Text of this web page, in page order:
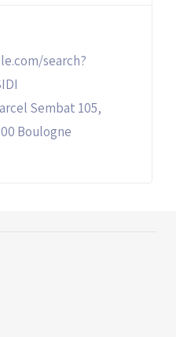
search?
Sembat 105,
Boulogne